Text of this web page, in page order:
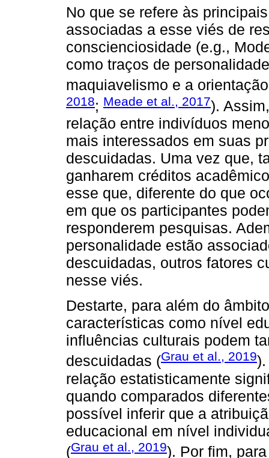
No que se refere às
associadas a esse viés de
conscienciosidade (e.g.,
como traços de
maquiavelismo e a
2018; Meade et al., 2017).
relação entre indivíduos
mais interessados em suas
descuidadas. Uma vez que,
ganharem créditos
esse que, diferente do que
em que os participantes
responderem pesquisas.
personalidade estão
descuidadas, outros fatores
nesse viés.
Destarte, para além do
características como nível
influências culturais podem
descuidadas (Grau et al., 2019
relação estatisticamente
quando comparados
possível inferir que a
educacional em nível
(Grau et al., 2019). Por fim,